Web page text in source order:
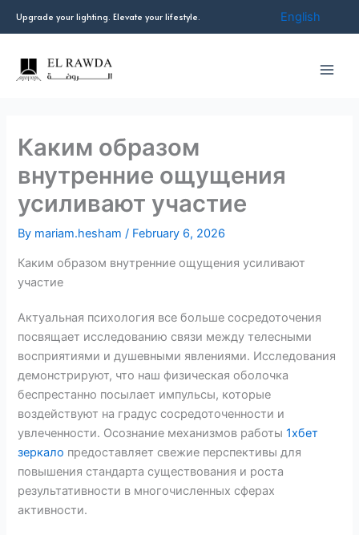
Upgrade your lighting. Elevate your lifestyle. English
Каким образом
внутренние ощущения
усиливают участие
By mariam.hesham/ February 6, 2026
Каким образом внутренние ощущения усиливают
участие
Актуальная психология все больше сосредоточения
посвящает исследованию связи между телесными
восприятиями и душевными явлениями. Исследования
демонстрируют, что наш физическая оболочка
беспрестанно посылает импульсы, которые
воздействуют на градус сосредоточенности и
увлеченности. Осознание механизмов работы1хбет
зеркало предоставляет свежие перспективы для
повышения стандарта существования и роста
результативности в многочисленных сферах
активности.